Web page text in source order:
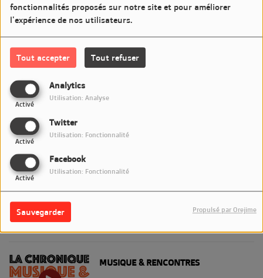
fonctionnalités proposés sur notre site et pour améliorer
l'expérience de nos utilisateurs.
Tout accepter Tout refuser
Analytics
Activé
Utilisation: Analyse
Twitter
Activé
Utilisation: Fonctionnalité
Facebook
Activé
Utilisation: Fonctionnalité
Sauvegarder Propulsé par Orejime
LE CONCERT DU DIMANCHE SOIR
MA VIE EN JAZZ
MUSIQUE & RENCONTRES